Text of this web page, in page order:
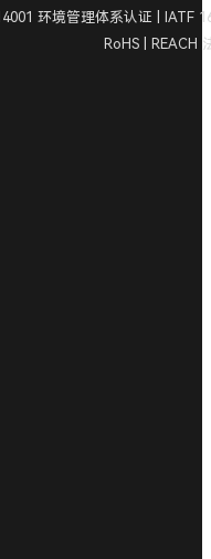
环境管理体系认证 | IATF
RoHS | REACH